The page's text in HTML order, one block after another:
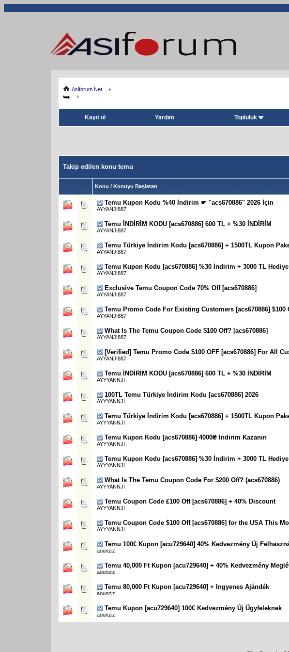
Asiforum.Net
Kayıt ol Yardım Topluluk
Takip edilen konu temu
Konu / Konuyu Başlatan
Temu Kupon Kodu %40 İndirim ☛ "acs670886" 2026 İçin
AYYANJI887
Temu İNDİRİM KODU [acs670886] 600 TL + %30 İNDİRİM
AYYANJI887
Temu Türkiye İndirim Kodu [acs670886] + 1500TL Kupon
AYYANJI887
Temu Kupon Kodu [acs670886] %30 İndirim + 3000 TL Hediye
AYYANJI887
Exclusive Temu Coupon Code 70% Off [acs670886]
AYYANJI887
Temu Promo Code For Existing Customers [acs670886] $100
AYYANJI887
What Is The Temu Coupon Code $100 Off? [acs670886]
AYYANJI887
[Verified] Temu Promo Code $100 OFF [acs670886] For All
AYYANJI887
Temu İNDİRİM KODU [acs670886] 600 TL + %30 İNDİRİM
AYYYANNJI
100TL Temu Türkiye İndirim Kodu [acs670886] 2026
AYYYANNJI
Temu Türkiye İndirim Kodu [acs670886] + 1500TL Kupon
AYYYANNJI
Temu Kupon Kodu [acs670886] 4000₴ Indirim Kazanın
AYYYANNJI
Temu Kupon Kodu [acs670886] %30 İndirim + 3000 TL Hediye
AYYYANNJI
What Is The Temu Coupon Code For $200 Off? (acs670886)
AYYYANNJI
Temu Coupon Code £100 Off [acs670886] + 40% Discount
AYYYANNJI
Temu Coupon Code $100 Off [acs670886] for the USA This
AYYYANNJI
Temu 100€ Kupon [acu729640] 40% Kedvezmény Új
aounziz
Temu 40,000 Ft Kupon [acu729640] + 40% Kedvezmény
aounziz
Temu 80,000 Ft Kupon [acu729640] + Ingyenes Ajándék
aounziz
Temu Kupon [acu729640] 100€ Kedvezmény Új Ügyfeleknek
aounziz